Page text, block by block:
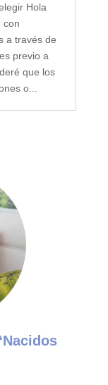
Hola
con
a través de
previo a
que los
o...